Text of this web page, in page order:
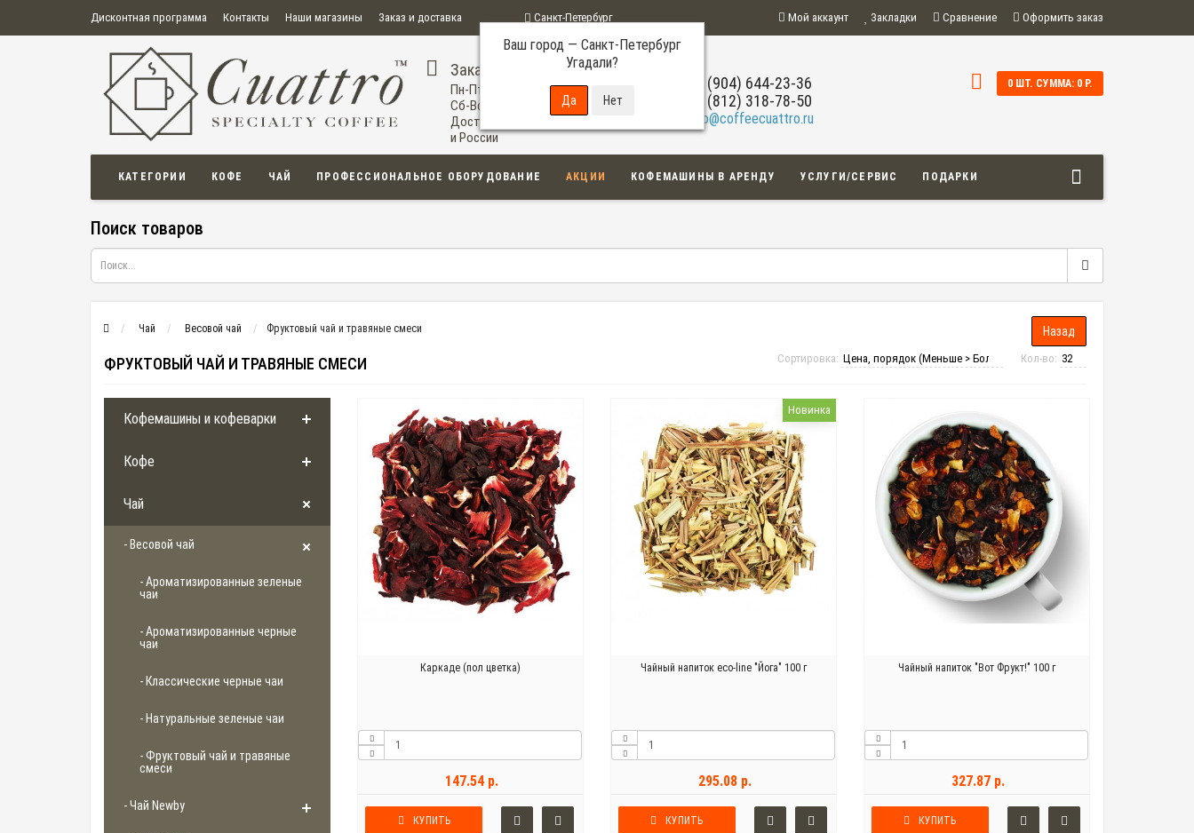
Дисконтная программа Контакты Наши магазины Заказ и доставка
О нас Оплата Правила продажи товаров
Политика конфиденциальности
Политика в отношении обработки персональных данных
Пользовательское соглашение
Санкт-Петербург
Ваш город — Санкт-Петербург
Угадали?
Мой аккаунт Закладки Сравнение Оформить заказ
Заказ по телефону
Пн-Пт: 09:00-20:00
Сб-Вс: 11:00-18:00
Доставка по Санкт-Петербургу
и России
+7 (904) 644-23-36
+7 (812) 318-78-50
info@coffeecuattro.ru
0 ШТ. СУММА: 0 Р.
КАТЕГОРИИ КОФЕ ЧАЙ ПРОФЕССИОНАЛЬНОЕ ОБОРУДОВАНИЕ АКЦИИ КОФЕМАШИНЫ В АРЕНДУ УСЛУГИ/СЕРВИС ПОДАРКИ
Поиск товаров
Чай Весовой чай Фруктовый чай и травяные смеси
ФРУКТОВЫЙ ЧАЙ И ТРАВЯНЫЕ СМЕСИ Кол-во:
Сортировка:
Кофемашины и кофеварки
Кофе
Чай
- Весовой чай
- Ароматизированные зеленые
чаи
- Ароматизированные черные
чаи
- Классические черные чаи
- Натуральные зеленые чаи
- Фруктовый чай и травяные
смеси
- Чай Newby
Каркаде (пол цветка)
147.54 р.
КУПИТЬ
Новинка
Чайный напиток eco-line "Йога" 100 г
295.08 р.
КУПИТЬ
Чайный напиток "Вот Фрукт!" 100 г
327.87 р.
КУПИТЬ